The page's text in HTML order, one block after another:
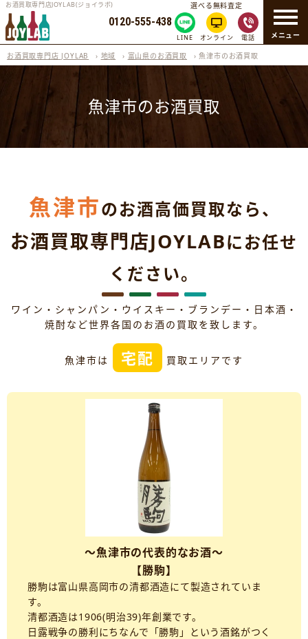
メニュー
お酒買取専門店JOYLAB(ジョイラボ)
0120-555-438
選べる無料査定
LINE オンライン 電話
お酒買取専門店 JOYLAB › 地域 › 富山県のお酒買取 ›魚津市のお酒買取
魚津市のお酒買取
魚津市のお酒高価買取なら、
お酒買取専門店JOYLABにお任せ
ください。
ワイン・シャンパン・ウイスキー・ブランデー・日本酒・
焼酎など世界各国のお酒の買取を致します。
魚津市は 宅配 買取エリアです
～魚津市の代表的なお酒～
【勝駒】
勝駒は富山県高岡市の清都酒造にて製造されていま
す。
清都酒造は1906(明治39)年創業です。
日露戦争の勝利にちなんで「勝駒」という酒銘がつく